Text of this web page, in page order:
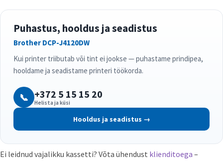
Puhastus, hooldus ja seadistus
Brother DCP-J4120DW
Kui printer triibutab või tint ei jookse — puhastame prindipea,
hooldame ja seadistame printeri töökorda.
📞 +372 5 15 15 20
Helista ja küsi
Hooldus ja seadistus →
Ei leidnud vajalikku kassetti? Võta ühendust klienditoega –